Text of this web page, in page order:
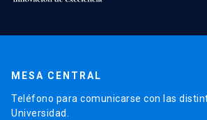
MESA CENTRAL
Teléfono para comunicarse con las
Universidad.